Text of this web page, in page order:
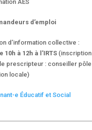
AES
d’emploi
d’information collective :
10h à 12h à l’IRTS(inscription
prescripteur : conseiller pôle
locale)
e Éducatif et Social